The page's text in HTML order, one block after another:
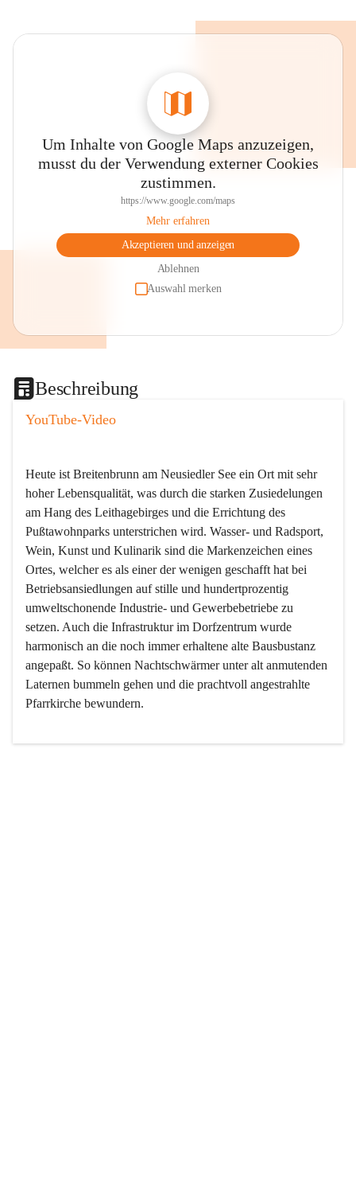
Um Inhalte von Google Maps anzuzeigen,
musst du der Verwendung externer Cookies
zustimmen.
https://www.google.com/maps
Mehr erfahren
Akzeptieren und anzeigen
Ablehnen
Auswahl merken
Beschreibung
YouTube-Video
Heute ist Breitenbrunn am Neusiedler See ein Ort mit sehr
hoher Lebensqualität, was durch die starken Zusiedelungen
am Hang des Leithagebirges und die Errichtung des
Pußtawohnparks unterstrichen wird. Wasser- und Radsport,
Wein, Kunst und Kulinarik sind die Markenzeichen eines
Ortes, welcher es als einer der wenigen geschafft hat bei
Betriebsansiedlungen auf stille und hundertprozentig
umweltschonende Industrie- und Gewerbebetriebe zu
setzen. Auch die Infrastruktur im Dorfzentrum wurde
harmonisch an die noch immer erhaltene alte Bausbustanz
angepaßt. So können Nachtschwärmer unter alt anmutenden
Laternen bummeln gehen und die prachtvoll angestrahlte
Pfarrkirche bewundern.
Der Weinbau dominert heute nicht mehr, ist aber integrativer